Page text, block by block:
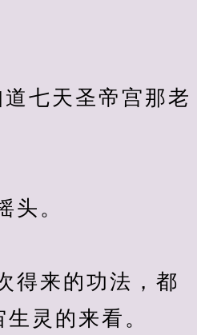
天圣帝宫那老
。
来的功法，都
灵的来看。